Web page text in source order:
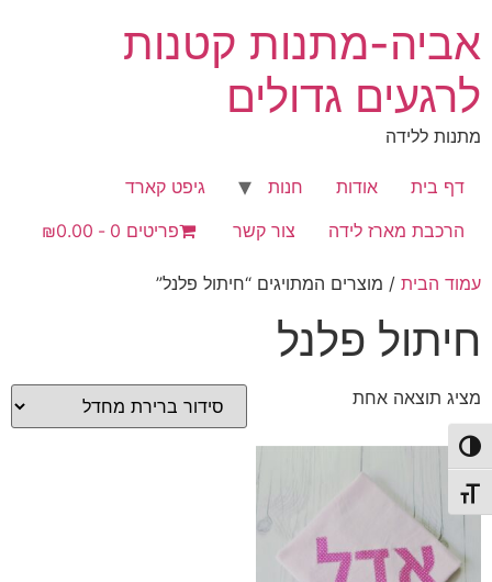
הפעל/כבה ניגודיות גבוהה
מתג גודל גופן
לתוכן
אביה-מתנות קטנות
לרגעים גדולים
מתנות ללידה
דף בית אודות חנות
גיפט קארד
הרכבת מארז לידה
צור קשר פריטים 0 ₪0.00
עמוד הבית / מוצרים המתויגים “חיתול פלנל”
חיתול פלנל
מציג תוצאה אחת